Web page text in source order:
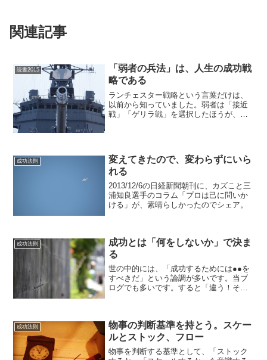
関連記事
読書2015
「弱者の兵法」は、人生の成功戦
略である
ランチェスター戦略という言葉だけは、
以前から知っていました。弱者は「接近
戦」「ゲリラ戦」を選択したほうが、戦
も成り立つと考えました。...
成功法則
変えてきたので、変わらずにいら
れる
2013/12/6の日経新聞朝刊に、カズこと三
浦知良選手のコラム「プロは己に問いか
ける」が、素晴らしかったのでシェア。
成功法則
成功とは「何をしないか」で決ま
る
世の中的には、「成功するためには●●を
すべきだ」という論調が多いです。当ブ
ログでも多いです。すると「違う！それ
す。意見はたくさんあって当...
成功法則
物事の判断基準を持とう。スケー
ルとストック、フロー
物事を判断する基準として、「ストック